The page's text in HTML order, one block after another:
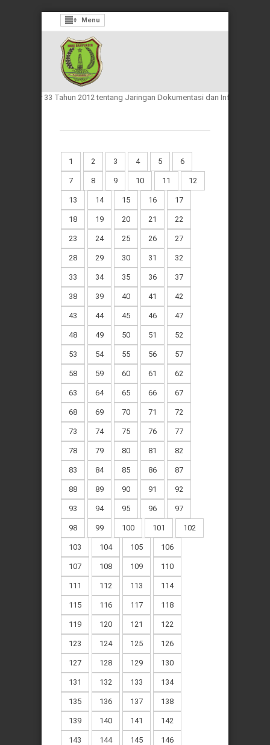
Menu
Nomor 33 Tahun 2012 tentang Jaringan Dokumentasi dan Informasi
1 2 3 4 5 6
7 8 9 10 11 12
13 14 15 16 17
18 19 20 21 22
23 24 25 26 27
28 29 30 31 32
33 34 35 36 37
38 39 40 41 42
43 44 45 46 47
48 49 50 51 52
53 54 55 56 57
58 59 60 61 62
63 64 65 66 67
68 69 70 71 72
73 74 75 76 77
78 79 80 81 82
83 84 85 86 87
88 89 90 91 92
93 94 95 96 97
98 99 100 101 102
103 104 105 106
107 108 109 110
111 112 113 114
115 116 117 118
119 120 121 122
123 124 125 126
127 128 129 130
131 132 133 134
135 136 137 138
139 140 141 142
143 144 145 146